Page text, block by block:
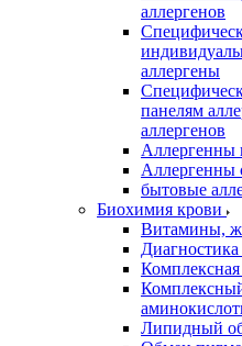
аллергенов
аллергены
панелям
аллергенов
Аллергенны
Аллергенны
бытовые
Биохимия крови
Витамины,
Комплексная
Липидный